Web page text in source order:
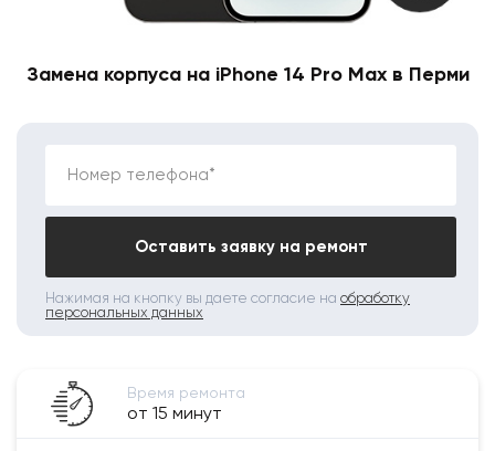
Замена корпуса на iPhone 14 Pro Max в Перми
Номер телефона*
Оставить заявку на ремонт
Нажимая на кнопку вы даете согласие на обработку
персональных данных
Время ремонта
от 15 минут